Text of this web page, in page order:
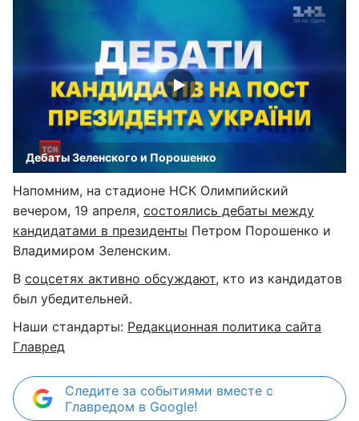
Дебаты Зеленского и Порошенко
Напомним, на стадионе НСК Олимпийский
вечером, 19 апреля, состоялись дебаты между
кандидатами в президенты Петром Порошенко и
Владимиром Зеленским.
В соцсетях активно обсуждают, кто из кандидатов
был убедительней.
Наши стандарты: Редакционная политика сайта
Главред
Следите за событиями вместе с
Главредом в Google!